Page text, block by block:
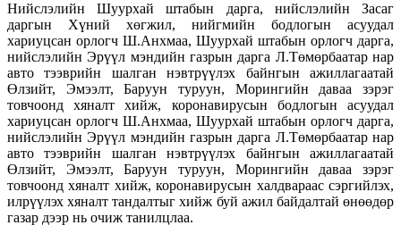
Нийслэлийн Шуурхай штабын дарга, нийслэлийн Засаг
даргын Хүний хөгжил, нийгмийн бодлогын асуудал
хариуцсан орлогч Ш.Анхмаа, Шуурхай штабын орлогч дарга,
нийслэлийн Эрүүл мэндийн газрын дарга Л.Төмөрбаатар нар
авто тээврийн шалган нэвтрүүлэх байнгын ажиллагаатай
Өлзийт, Эмээлт, Баруун туруун, Морингийн даваа зэрэг
товчоонд хяналт хийж, коронавирусын бодлогын асуудал
хариуцсан орлогч Ш.Анхмаа, Шуурхай штабын орлогч дарга,
нийслэлийн Эрүүл мэндийн газрын дарга Л.Төмөрбаатар нар
авто тээврийн шалган нэвтрүүлэх байнгын ажиллагаатай
Өлзийт, Эмээлт, Баруун туруун, Морингийн даваа зэрэг
товчоонд хяналт хийж, коронавирусын халдвараас сэргийлэх,
илрүүлэх хяналт тандалтыг хийж буй ажил байдалтай өнөөдөр
газар дээр нь очиж танилцлаа.